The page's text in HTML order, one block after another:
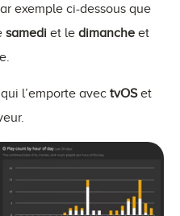
exemple ci-dessous que
samedi et le dimanche et
l’emporte avec tvOSet